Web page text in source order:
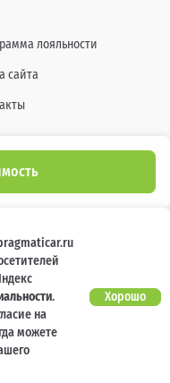
лояльности
сайта
комплектаций, цветовой
акциях, сроках и условиях
носит информационный
публичной офертой,
437 Гражданского кодекса
информации обращайтесь к
.
на
можете
Хорошо